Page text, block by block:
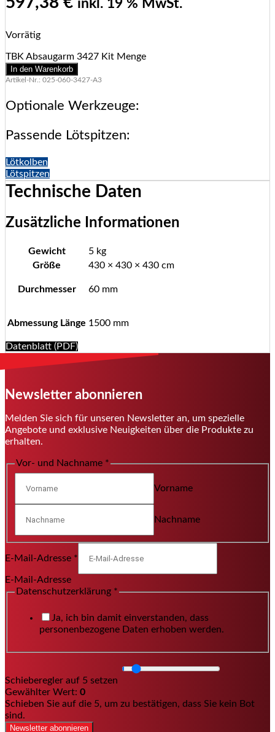
inkl. 19 % MwSt.
Vorrätig
TBK Absaugarm 3427 Kit Menge
In den Warenkorb
Artikel-Nr.: 025-060-3427-A3
Optionale Werkzeuge:
Passende Lötspitzen:
Lötkolben
Lötspitzen
Technische Daten
Zusätzliche Informationen
Gewicht
5 kg
Größe
430 × 430 × 430 cm
Durchmesser 60 mm
Abmessung Länge 1500 mm
Datenblatt (PDF)
Newsletter abonnieren
Melden Sie sich für unseren Newsletter an, um spezielle
Angebote und exklusive Neuigkeiten über die Produkte zu
erhalten.
Vor- und Nachname *
Vorname
Nachname
E-Mail-Adresse *
E-Mail-Adresse
Datenschutzerklärung *
Ja, ich bin damit einverstanden, dass
personenbezogene Daten erhoben werden.
Schieberegler auf 5 setzen
Gewählter Wert: 0
Schieben Sie auf die 5, um zu bestätigen, dass Sie kein Bot
sind.
Newsletter abonnieren